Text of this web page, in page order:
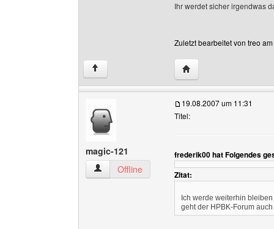
Ihr werdet sicher irgendwas
Zuletzt bearbeitet von treo
↑ Website dieses
magic-121
magic-121 Benutzer-Profile anzeigen
Offline
19.08.2007 um 11:31
Titel:
frederik00 hat Folgendes
Zitat:
Ich werde weiterhin
geht der HPBK-Forum